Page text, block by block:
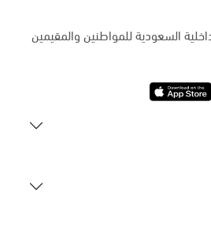
السعودية للمواطنين والمقيمين